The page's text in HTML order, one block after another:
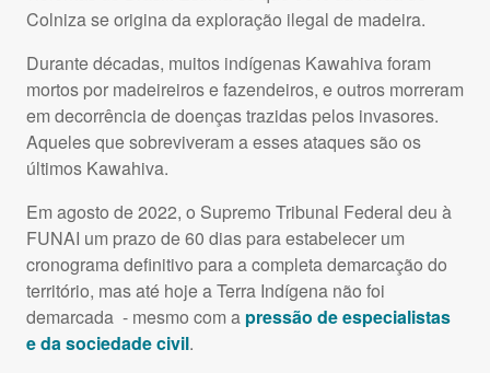
Colniza se origina da exploração ilegal de madeira.
Durante décadas, muitos indígenas Kawahiva foram
mortos por madeireiros e fazendeiros, e outros morreram
em decorrência de doenças trazidas pelos invasores.
Aqueles que sobreviveram a esses ataques são os
últimos Kawahiva.
Em agosto de 2022, o Supremo Tribunal Federal deu à
FUNAI um prazo de 60 dias para estabelecer um
cronograma definitivo para a completa demarcação do
território, mas até hoje a Terra Indígena não foi
demarcada - mesmo com a pressão de especialistas
e da sociedade civil.